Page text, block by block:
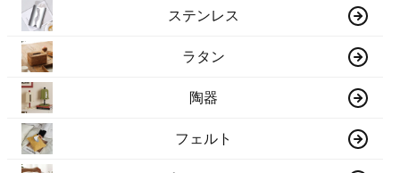
ステンレス
ラタン
陶器
フェルト